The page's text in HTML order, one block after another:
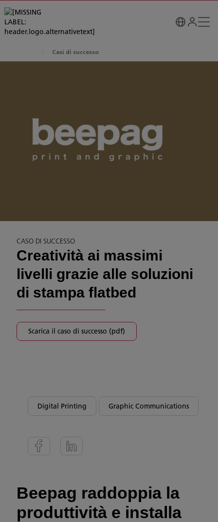
Casi di successo
CASO DI SUCCESSO
Creatività ai massimi
livelli grazie alle soluzioni
di stampa flatbed
Scarica il caso di successo (pdf)
Digital Printing Graphic Communications
Beepag raddoppia la
produttività e installa